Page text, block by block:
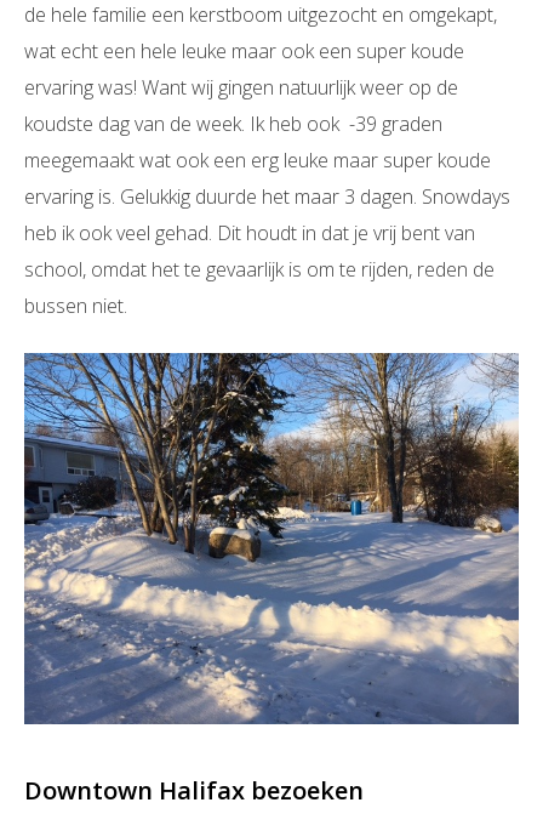
de hele familie een kerstboom uitgezocht en omgekapt,
wat echt een hele leuke maar ook een super koude
ervaring was! Want wij gingen natuurlijk weer op de
koudste dag van de week. Ik heb ook -39 graden
meegemaakt wat ook een erg leuke maar super koude
ervaring is. Gelukkig duurde het maar 3 dagen. Snowdays
heb ik ook veel gehad. Dit houdt in dat je vrij bent van
school, omdat het te gevaarlijk is om te rijden, reden de
bussen niet.
Downtown Halifax bezoeken